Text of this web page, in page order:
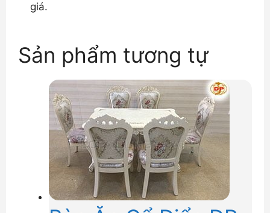
giá.
Sản phẩm tương tự